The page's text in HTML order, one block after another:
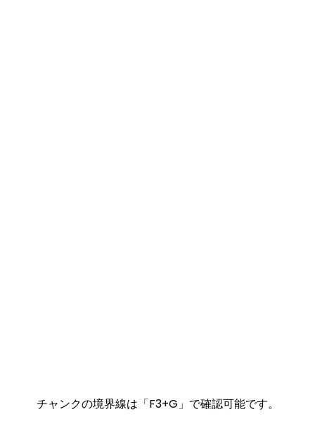
チャンクの境界線は「F3+G」で確認可能です。